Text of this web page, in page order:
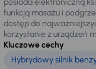
funkcją masażu i
dostęp do
korzystanie z urządzeń
Kluczowe cechy
Hybrydowy silnik